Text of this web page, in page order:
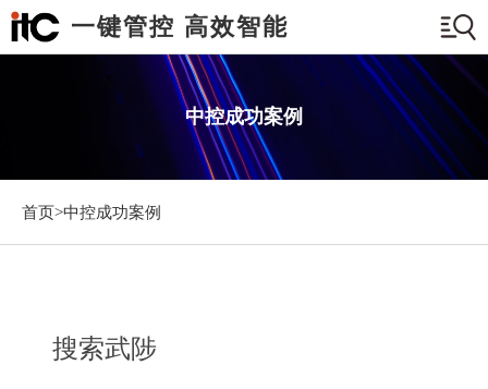
一键管控 高效智能
中控成功案例
首页>中控成功案例
搜索武陟